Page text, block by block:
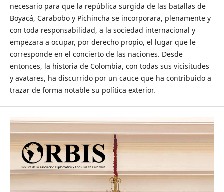
necesario para que la república surgida de las batallas de
Boyacá, Carabobo y Pichincha se incorporara, plenamente y
con toda responsabilidad, a la sociedad internacional y
empezara a ocupar, por derecho propio, el lugar que le
corresponde en el concierto de las naciones. Desde
entonces, la historia de Colombia, con todas sus vicisitudes
y avatares, ha discurrido por un cauce que ha contribuido a
trazar de forma notable su política exterior.